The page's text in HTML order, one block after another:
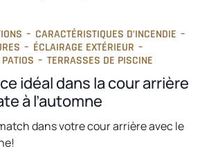
– CARACTÉRISTIQUES D’INCENDIE –
– ÉCLAIRAGE EXTÉRIEUR –
PATIOS – TERRASSES DE PISCINE
idéal dans la cour arrière
à l’automne
dans votre cour arrière avec le